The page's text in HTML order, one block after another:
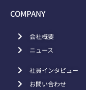
COMPANY
会社概要
ニュース
社員インタビュー
お問い合わせ